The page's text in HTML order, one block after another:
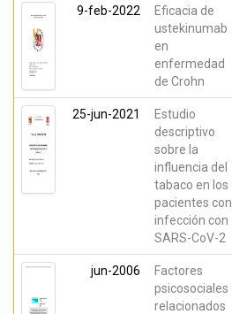
9-feb-2022
Eficacia de
ustekinumab
en
enfermedad
de Crohn
25-jun-2021
Estudio
descriptivo
sobre la
influencia del
tabaco en los
pacientes con
infección con
SARS-CoV-2
jun-2006
Factores
psicosociales
relacionados